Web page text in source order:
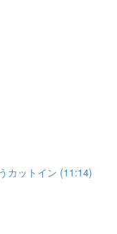
カットイン (11:14)